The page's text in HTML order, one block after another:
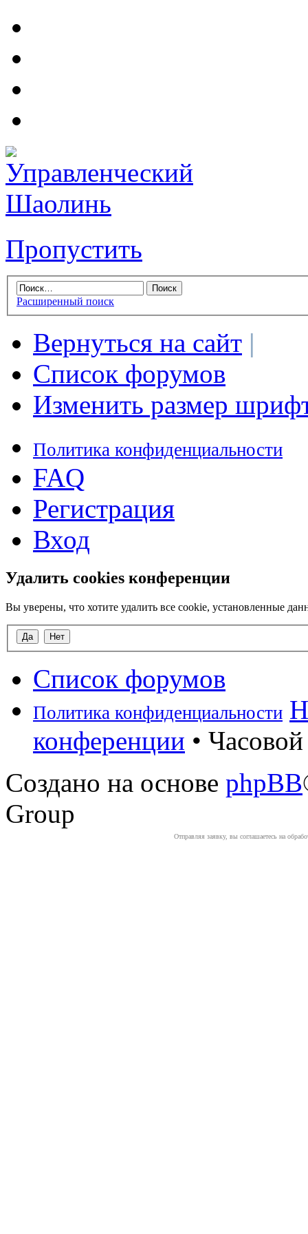
Пропустить
Расширенный поиск
Вернуться на сайт |
Список форумов
Изменить размер
Политика конфиденциальности
FAQ
Регистрация
Вход
Удалить cookies конференции
Вы уверены, что хотите удалить все cookie, установленные
Список форумов
Политика конфиденциальности
конференции •
Создано на основе phpBB
Group
Отправляя заявку, вы соглашаетесь на